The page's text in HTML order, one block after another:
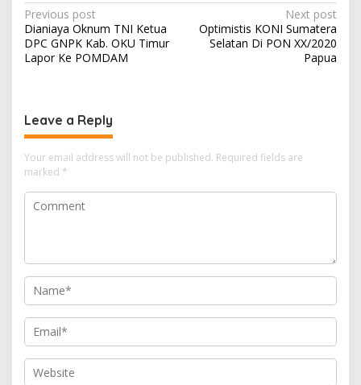
Post
navigation
Previous post
Dianiaya Oknum TNI Ketua
DPC GNPK Kab. OKU Timur
Lapor Ke POMDAM
Next post
Optimistis KONI Sumatera
Selatan Di PON XX/2020
Papua
Leave a Reply
Your email address will not be published. Required fields are
marked *